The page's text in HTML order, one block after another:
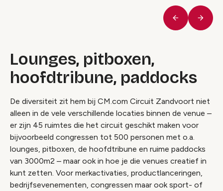
Vorige
Lounges, pitboxen,
hoofdtribune, paddocks
De diversiteit zit hem bij CM.com Circuit Zandvoort niet
alleen in de vele verschillende locaties binnen de venue –
er zijn 45 ruimtes die het circuit geschikt maken voor
bijvoorbeeld congressen tot 500 personen met o.a.
lounges, pitboxen, de hoofdtribune en ruime paddocks
van 3000m2 – maar ook in hoe je die venues creatief in
kunt zetten. Voor merkactivaties, productlanceringen,
bedrijfsevenementen, congressen maar ook sport- of